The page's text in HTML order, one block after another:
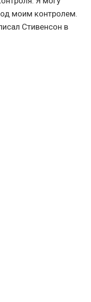
моим контролем.
Стивенсон в